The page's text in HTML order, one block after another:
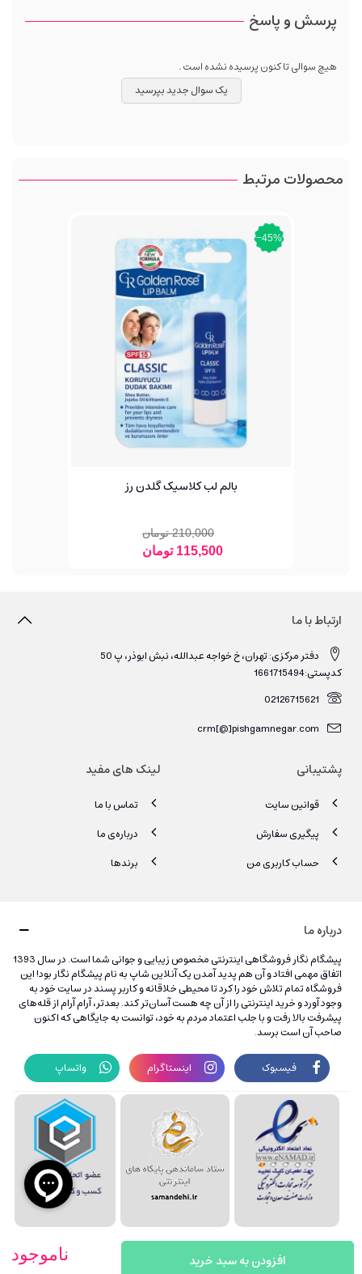
ناموجود افزودن به سبد خرید
پرسش و پاسخ
هیچ سوالی تا کنون پرسیده نشده است .
یک سوال جدید بپرسید
محصولات مرتبط
‎−45%
بالم لب کلاسیک گلدن رز
210,000 تومان
115,500 تومان
ارتباط با ما
دفتر مرکزی: تهران، خ خواجه عبدالله، نبش ابوذر، پ 50
کدپستی:1661715494
02126715621
crm[@]pishgamnegar.com
پشتیبانی
قوانین سایت
پیگیری سفارش
حساب کاربری من
لینک های مفید
تماس با ما
درباره‌ی ما
برندها
درباره ما
پیشگام نگار فروشگاهی اینترنتی مخصوص زیبایی و جوانی شما است. در سال 1393
اتفاق مهمی افتاد و آن هم پدید آمدن یک آنلاین شاپ به نام پیشگام نگار بود! این
فروشگاه تمام تلاش خود را کرد تا محیطی خلاقانه و کاربر پسند در سایت خود به
وجود آورد و خرید اینترنتی را از آن چه هست آسان‌تر کند. بعدتر، آرام آرام از قله‌های
پیشرفت بالا رفت و با جلب اعتماد مردم به خود، توانست به جایگاهی که اکنون
صاحب آن است برسد.
فیسبوک اینستاگرام واتساپ